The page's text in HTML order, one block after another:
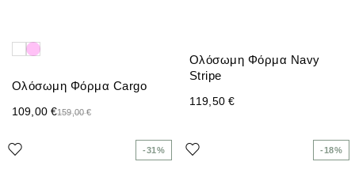
Ολόσωμη Φόρμα Cargo
159,00€
109,00 €
Ολόσωμη Φόρμα Navy
Stripe
119,50 €
-31% -18%